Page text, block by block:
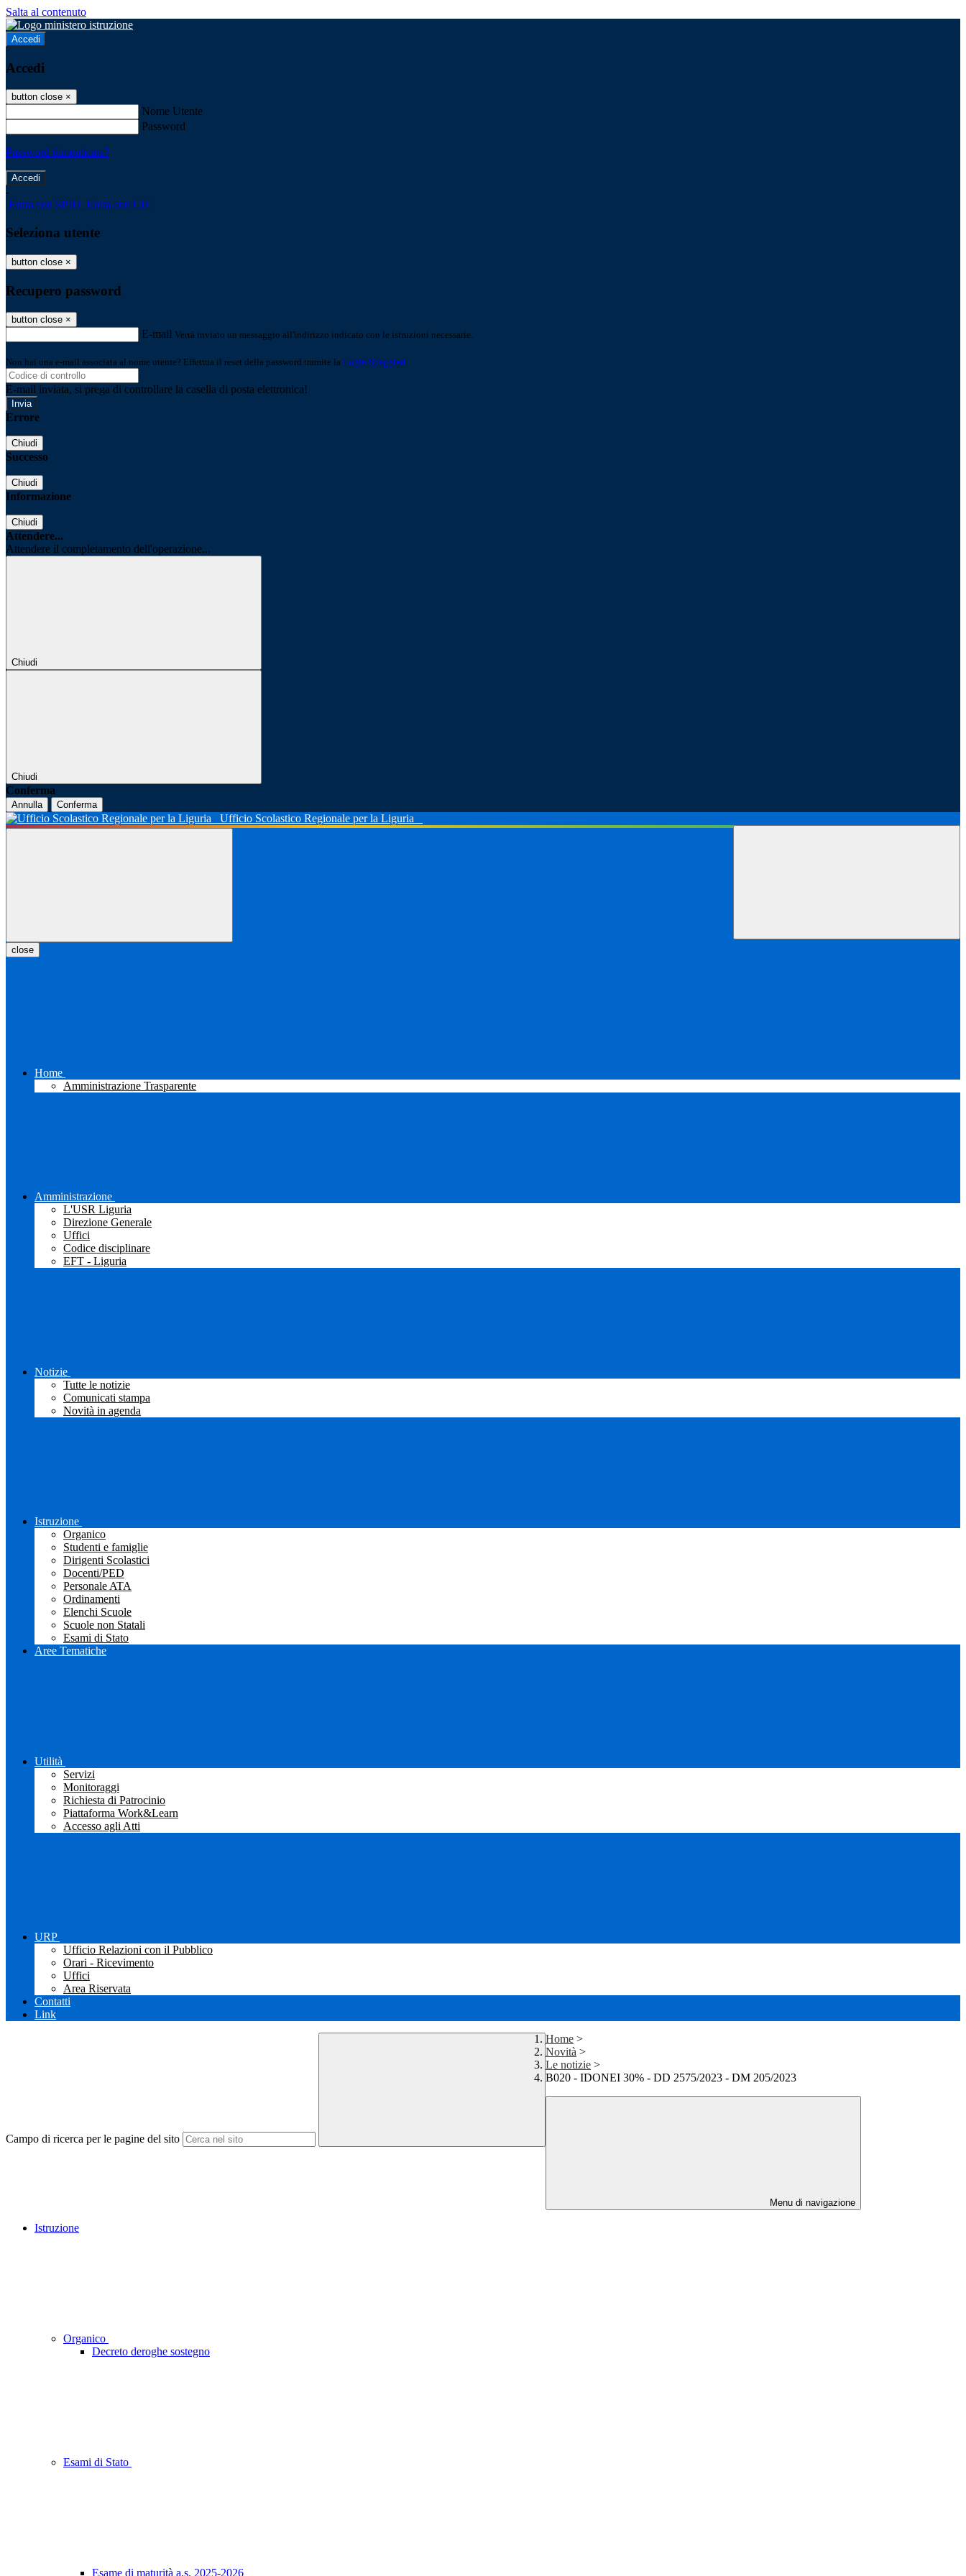
Salta al contenuto
Accedi
Accedi
button close ×
Nome Utente
Password
Password dimenticata?
-
Entra con SPID Entra con CIE
Seleziona utente
button close ×
Recupero password
button close ×
E-mail Verrà inviato un messaggio all'indirizzo indicato con le istruzioni necessarie.
Non hai una e-mail associata al nome utente? Effettua il reset della password tramite la Login Spaggiari
E-mail inviata, si prega di controllare la casella di posta elettronica!
Errore
Chiudi
Successo
Chiudi
Informazione
Chiudi
Attendere...
Attendere il completamento dell'operazione...
Chiudi
Chiudi
Conferma
Annulla Conferma
Ufficio Scolastico Regionale per la Liguria
close
Home
Amministrazione Trasparente
Amministrazione
L'USR Liguria
Direzione Generale
Uffici
Codice disciplinare
EFT - Liguria
Notizie
Tutte le notizie
Comunicati stampa
Novità in agenda
Istruzione
Organico
Studenti e famiglie
Dirigenti Scolastici
Docenti/PED
Personale ATA
Ordinamenti
Elenchi Scuole
Scuole non Statali
Esami di Stato
Aree Tematiche
Utilità
Servizi
Monitoraggi
Richiesta di Patrocinio
Piattaforma Work&Learn
Accesso agli Atti
URP
Ufficio Relazioni con il Pubblico
Orari - Ricevimento
Uffici
Area Riservata
Contatti
Link
Campo di ricerca per le pagine del sito
Home >
Novità >
Le notizie >
B020 - IDONEI 30% - DD 2575/2023 - DM 205/2023
Menu di navigazione
Istruzione
Organico
Decreto deroghe sostegno
Esami di Stato
Esame di maturità a.s. 2025-2026